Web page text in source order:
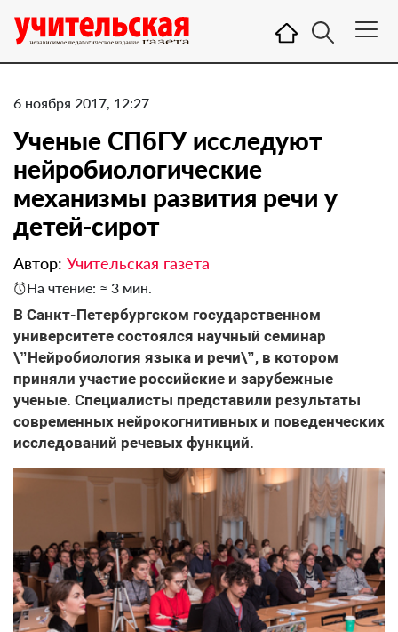
6 ноября 2017, 12:27
Ученые СПбГУ исследуют
нейробиологические
механизмы развития речи у
детей-сирот
Автор: Учительская газета
На чтение: ≈ 3 мин.
В Санкт-Петербургском государственном
университете состоялся научный семинар
\”Нейробиология языка и речи\”, в котором
приняли участие российские и зарубежные
ученые. Специалисты представили результаты
современных нейрокогнитивных и поведенческих
исследований речевых функций.